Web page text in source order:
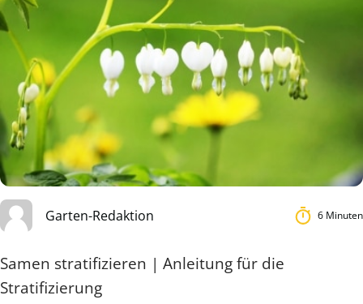
Garten-Redaktion 6 Minuten
Samen stratifizieren | Anleitung für die
Stratifizierung